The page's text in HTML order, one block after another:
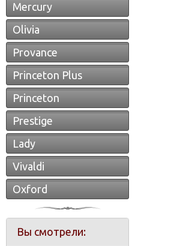
Mercury
Olivia
Provance
Princeton Plus
Princeton
Prestige
Lady
Vivaldi
Oxford
Вы смотрели: